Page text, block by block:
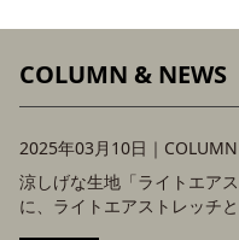
COLUMN & NEWS
2025年03月10日｜ COLUMN
涼しげな生地「ライトエア
に、ライトエアストレッチ